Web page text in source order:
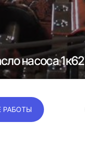
насоса 1к62
РАБОТЫ